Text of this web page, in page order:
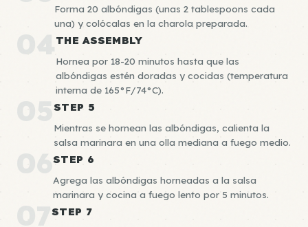
Forma 20 albóndigas (unas 2 tablespoons cada
una) y colócalas en la charola preparada.
04 THE ASSEMBLY
Hornea por 18-20 minutos hasta que las
albóndigas estén doradas y cocidas (temperatura
interna de 165°F/74°C).
05STEP 5
Mientras se hornean las albóndigas, calienta la
salsa marinara en una olla mediana a fuego medio.
06STEP 6
Agrega las albóndigas horneadas a la salsa
marinara y cocina a fuego lento por 5 minutos.
07STEP 7